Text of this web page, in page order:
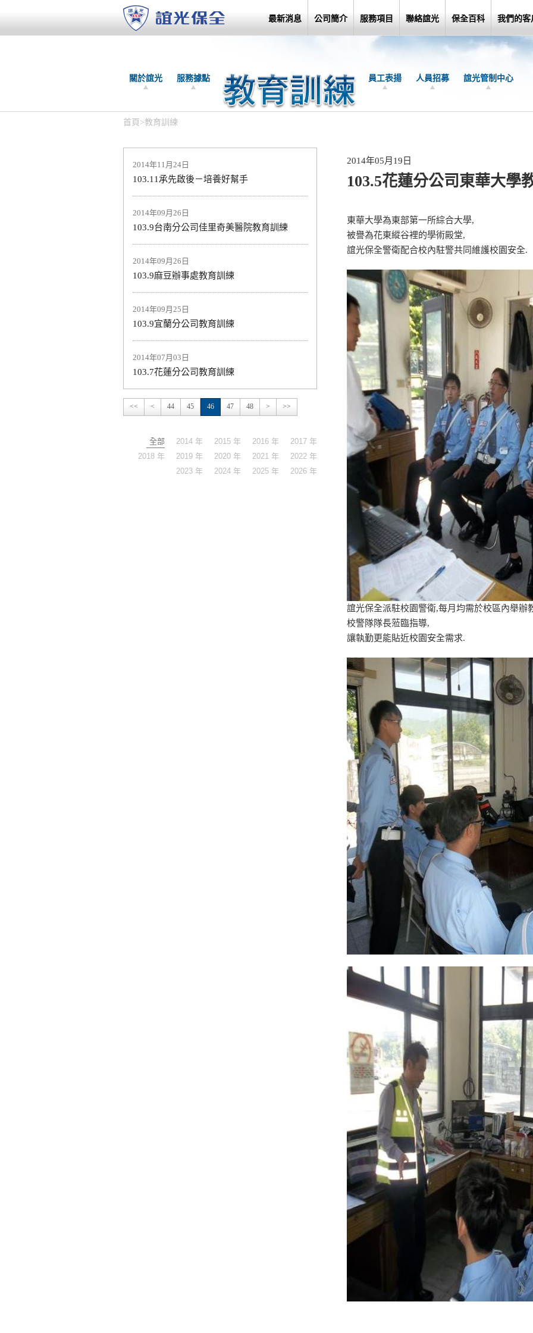
最新消息 公司簡介 服務項目 聯絡誼光 保全百科 我們的客
關於誼光 服務據點 員工表揚 人員招募 誼光管制中心
首頁 >教育訓練
2014年11月24日
103.11承先啟後－培養好幫手
2014年09月26日
103.9台南分公司佳里奇美醫院教育訓練
2014年09月26日
103.9麻豆辦事處教育訓練
2014年09月25日
103.9宜蘭分公司教育訓練
2014年07月03日
103.7花蓮分公司教育訓練
<< < 44 45 46 47 48 > >>
全部 2014 年 2015 年 2016 年
2017 年
2018 年
2019 年 2020 年 2021 年
2022 年
2023 年
2024 年 2025 年 2026 年
2014年05月19日
103.5花蓮分公司東華大學
東華大學為東部第一所綜合大學,
被譽為花東縱谷裡的學術殿堂,
誼光保全警衛配合校內駐警共同維護校園安全.
誼光保全派駐校園警衛,每月均需於校區內舉辦
校警隊隊長蒞臨指導,
讓執勤更能貼近校園安全需求.